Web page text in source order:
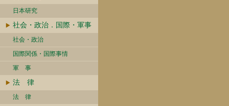
日本研究
社会・政治．国際・軍事
社会・政治
国際関係・国際事情
軍 事
法 律
法 律